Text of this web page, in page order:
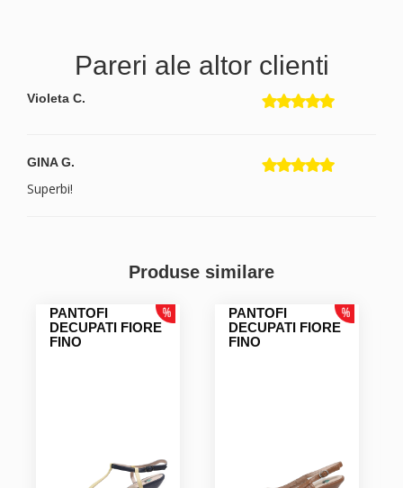
Pareri ale altor clienti
Violeta C.
GINA G.
Superbi!
Produse similare
PANTOFI
DECUPATI FIORE
FINO
PANTOFI
DECUPATI FIORE
FINO